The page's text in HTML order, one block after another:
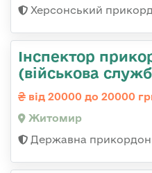
Херсонський
Інспектор
(військова
від 20000 до 20000
Житомир
Державна